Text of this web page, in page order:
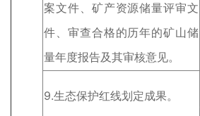
案文件、矿产资源储量评审文
件、审查合格的历年的矿山储
量年度报告及其审核意见。
9.生态保护红线划定成果。